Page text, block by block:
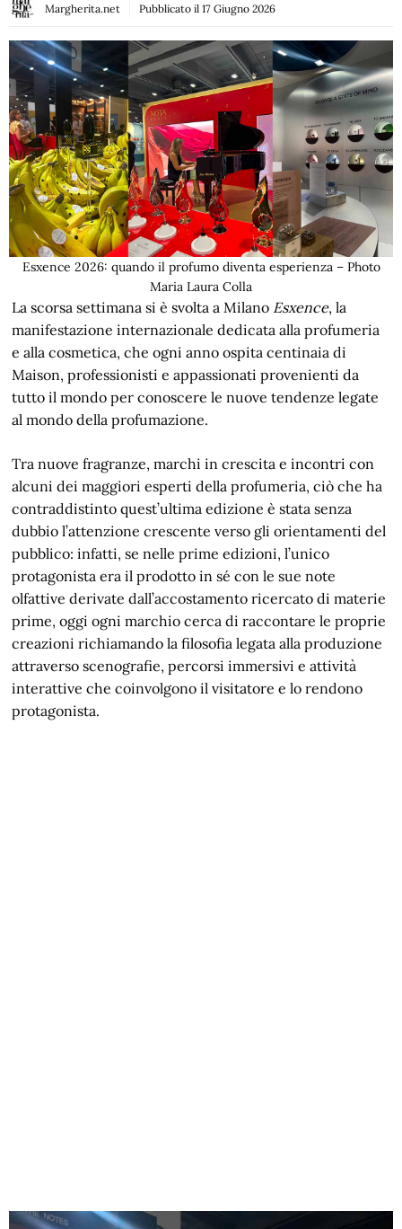
Margherita.net Pubblicato il 17 Giugno 2026
Esxence 2026: quando il profumo diventa esperienza – Photo
Maria Laura Colla
La scorsa settimana si è svolta a Milano Esxence, la
manifestazione internazionale dedicata alla profumeria
e alla cosmetica, che ogni anno ospita centinaia di
Maison, professionisti e appassionati provenienti da
tutto il mondo per conoscere le nuove tendenze legate
al mondo della profumazione.
Tra nuove fragranze, marchi in crescita e incontri con
alcuni dei maggiori esperti della profumeria, ciò che ha
contraddistinto quest’ultima edizione è stata senza
dubbio l’attenzione crescente verso gli orientamenti del
pubblico: infatti, se nelle prime edizioni, l’unico
protagonista era il prodotto in sé con le sue note
olfattive derivate dall’accostamento ricercato di materie
prime, oggi ogni marchio cerca di raccontare le proprie
creazioni richiamando la filosofia legata alla produzione
attraverso scenografie, percorsi immersivi e attività
interattive che coinvolgono il visitatore e lo rendono
protagonista.